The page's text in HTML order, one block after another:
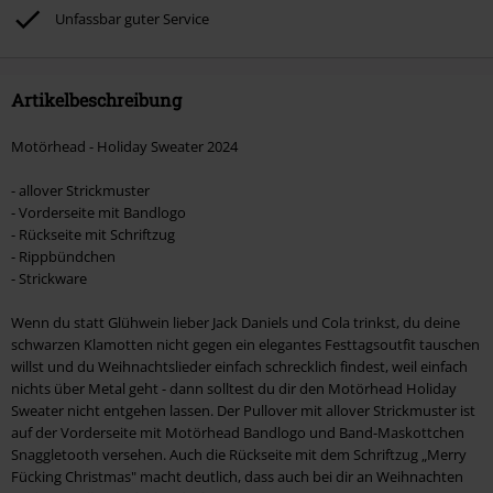
Böhse Onkelz, Broilers, Die Ärzte, Die Toten Hosen, Metality, Gutscheine &
Artikel, die einen Spendenbeitrag beinhalten.
Unfassbar guter Service
Artikelbeschreibung
Motörhead - Holiday Sweater 2024
- allover Strickmuster
- Vorderseite mit Bandlogo
- Rückseite mit Schriftzug
- Rippbündchen
- Strickware
Wenn du statt Glühwein lieber Jack Daniels und Cola trinkst, du deine
schwarzen Klamotten nicht gegen ein elegantes Festtagsoutfit tauschen
willst und du Weihnachtslieder einfach schrecklich findest, weil einfach
nichts über Metal geht - dann solltest du dir den Motörhead Holiday
Sweater nicht entgehen lassen. Der Pullover mit allover Strickmuster ist
auf der Vorderseite mit Motörhead Bandlogo und Band-Maskottchen
Snaggletooth versehen. Auch die Rückseite mit dem Schriftzug „Merry
Fücking Christmas" macht deutlich, dass auch bei dir an Weihnachten